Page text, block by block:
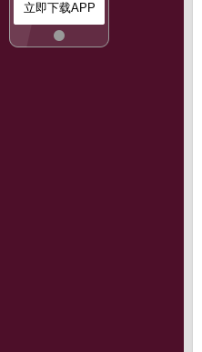
立即下载APP